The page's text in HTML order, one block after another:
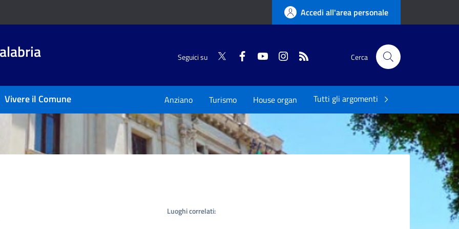
Accedi all'area personale
Seguici su Twitter FacebookYouTubeInstagram Cerca
Vivere il Comune Anziano Turismo House organ Tutti gli argomenti
Luoghi correlati: